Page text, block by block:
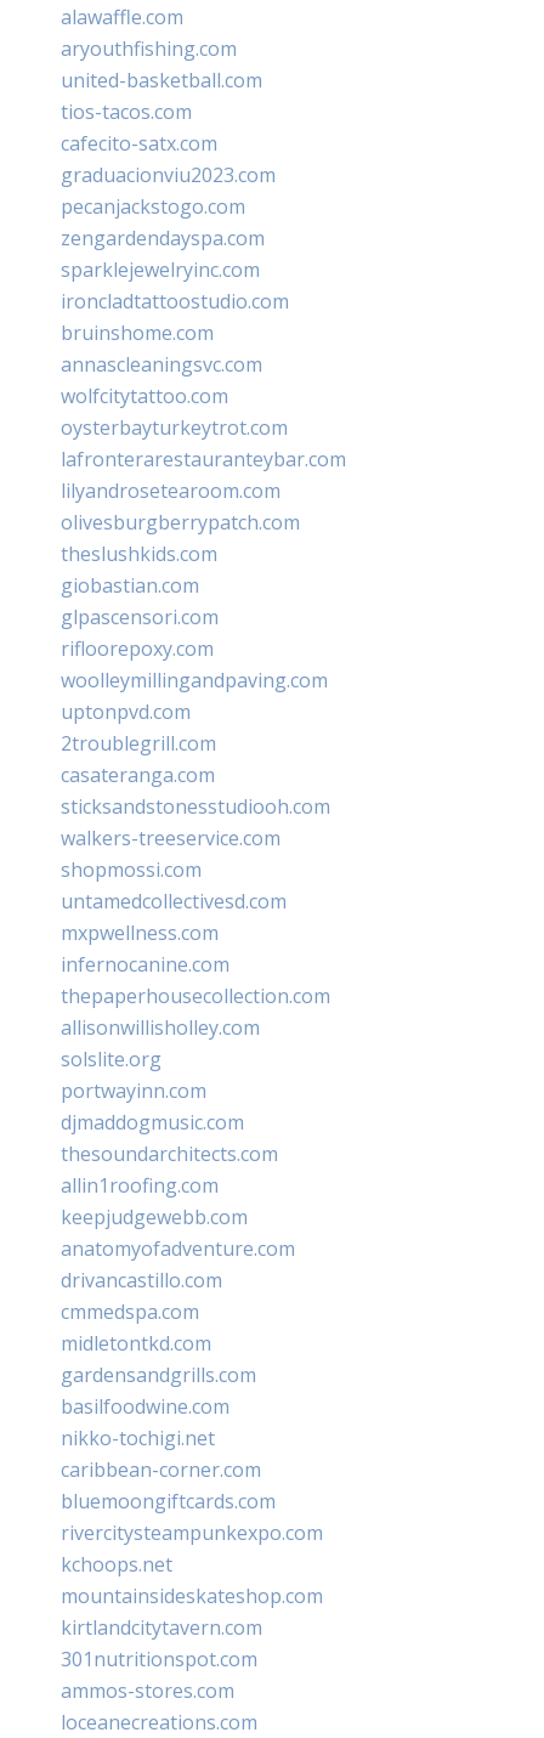
alawaffle.com
aryouthfishing.com
united-basketball.com
tios-tacos.com
cafecito-satx.com
graduacionviu2023.com
pecanjackstogo.com
zengardendayspa.com
sparklejewelryinc.com
ironcladtattoostudio.com
bruinshome.com
annascleaningsvc.com
wolfcitytattoo.com
oysterbayturkeytrot.com
lafronterarestauranteybar.com
lilyandrosetearoom.com
olivesburgberrypatch.com
theslushkids.com
giobastian.com
glpascensori.com
rifloorepoxy.com
woolleymillingandpaving.com
uptonpvd.com
2troublegrill.com
casateranga.com
sticksandstonesstudiooh.com
walkers-treeservice.com
shopmossi.com
untamedcollectivesd.com
mxpwellness.com
infernocanine.com
thepaperhousecollection.com
allisonwillisholley.com
solslite.org
portwayinn.com
djmaddogmusic.com
thesoundarchitects.com
allin1roofing.com
keepjudgewebb.com
anatomyofadventure.com
drivancastillo.com
cmmedspa.com
midletontkd.com
gardensandgrills.com
basilfoodwine.com
nikko-tochigi.net
caribbean-corner.com
bluemoongiftcards.com
rivercitysteampunkexpo.com
kchoops.net
mountainsideskateshop.com
kirtlandcitytavern.com
301nutritionspot.com
ammos-stores.com
loceanecreations.com